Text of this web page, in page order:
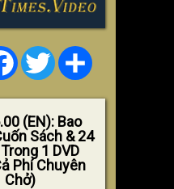
FacebookTwitter
(EN): Bao
Sách & 24
1 DVD
Phí Chuyên
Chở)